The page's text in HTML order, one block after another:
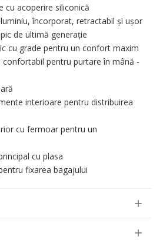
cu acoperire siliconică
încorporat, retractabil și ușor
de ultimă generație
cu grade pentru un confort maxim
confortabil pentru purtare în mână -
interioare pentru distribuirea
cu fermoar pentru un
cu plasa
fixarea bagajului